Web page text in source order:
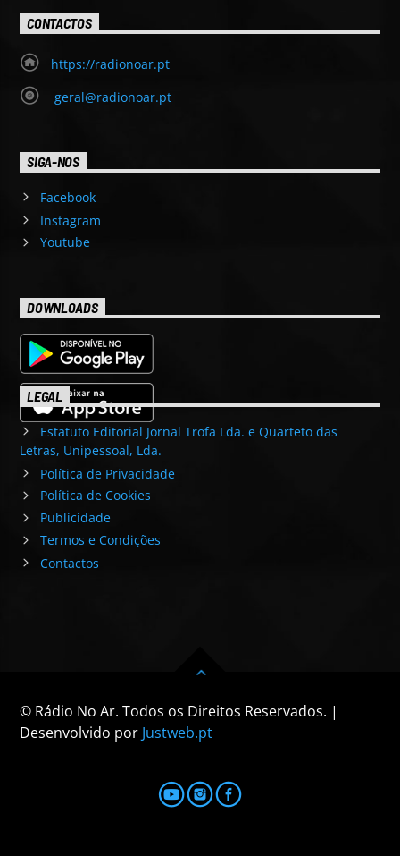
CONTACTOS
https://radionoar.pt
geral@radionoar.pt
SIGA-NOS
Facebook
Instagram
Youtube
DOWNLOADS
LEGAL
Estatuto Editorial Jornal Trofa Lda. e Quarteto das
Letras, Unipessoal, Lda.
Política de Privacidade
Política de Cookies
Publicidade
Termos e Condições
Contactos
© Rádio No Ar. Todos os Direitos Reservados. |
Desenvolvido por Justweb.pt